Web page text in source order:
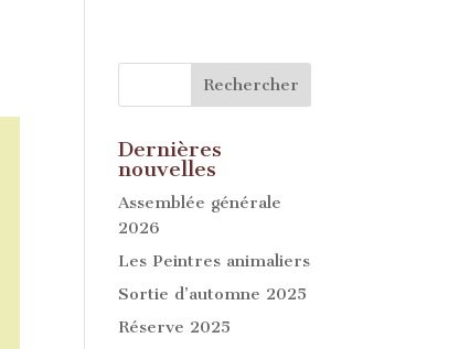
Dernières
nouvelles
Assemblée générale
2026
Les Peintres animaliers
Sortie d’automne 2025
Réserve 2025